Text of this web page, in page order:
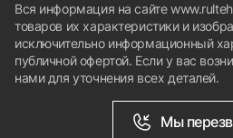
Вся информация на сайте
товаров их характеристики и
исключительно информационный
публичной офертой. Если у вас
нами для уточнения всех деталей.
Мы